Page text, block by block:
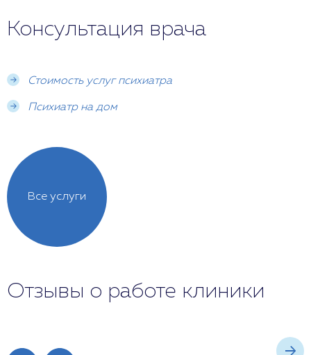
Консультация врача
Стоимость услуг психиатра
Психиатр на дом
Все услуги
Отзывы о работе клиники